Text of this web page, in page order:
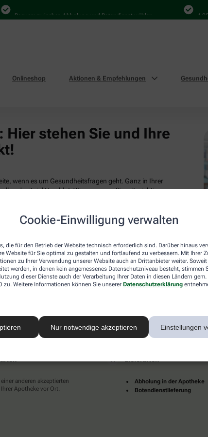
Cookie-Einwilligung verwalten
die für den Betrieb der Website technisch erforderlich sind. Darüber hinaus
Website für Sie optimal zu gestalten und fortlaufend zu verbessern. Mit Ihrer
zu Ihrer Verwendung unserer Website auch an Drittanbieter weiter. Soweit
werden, in denen kein angemessenes Datenschutzniveau besteht, stimmen
dieser Dienste auch der Verarbeitung Ihrer Daten in diesen Ländern
zu. Weitere Informationen können Sie unserer Datenschutzerklärung
Nur notwendige akzeptieren Einstellungen
Bequem zwischen Abholung und Botendienst wählen
Onlineshop Aktionen & Empfehlungen
stehen Sie und Ihre
wenn es um Gesundheitsfragen geht. Ganz in Ihrer
und mit viel Herzblut. Wir versorgen Sie mit wichtigen
und attraktiven Produkten aus unserem
mehrere tausend lokale Apotheken. Diese starke
immer für Sie da.
Ihnen als Patientinnen und Patienten sind für uns
an eine individuelle, hochwertige und digitale
und erfüllter leben.
Nähe finden Sie hier:
anderen akzeptierten
Apotheke vor Ort.
Abholung in der Apotheke
Botendienstlieferung